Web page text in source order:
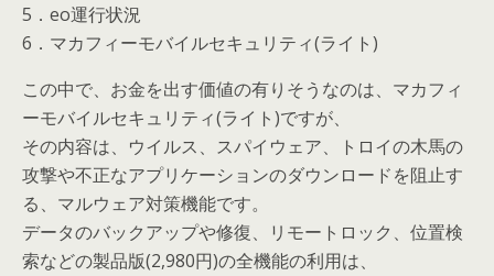
5．eo運行状況
6．マカフィーモバイルセキュリティ(ライト)
この中で、お金を出す価値の有りそうなのは、マカフィ
ーモバイルセキュリティ(ライト)ですが、
その内容は、ウイルス、スパイウェア、トロイの木馬の
攻撃や不正なアプリケーションのダウンロードを阻止す
る、マルウェア対策機能です。
データのバックアップや修復、リモートロック、位置検
索などの製品版(2,980円)の全機能の利用は、